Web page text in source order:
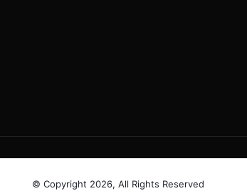
© Copyright 2026, All Rights Reserved